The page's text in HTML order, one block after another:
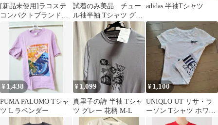
[新品未使用]ラコステ
コンパクトブランドネ
ームロゴTシャツ
試着のみ美品 チュー
ル袖半袖 Tシャツ グレ
ー M
adidas 半袖Tシャツ
¥ 1,438
PUMA PALOMO Tシャ
ツ L ラベンダー
¥ 1,099
真里子の詩 半袖 Tシャ
ツ グレー 花柄 M-L
¥ 1,100
UNIQLO UT リサ・ラ
ーソン Tシャツ ホワイ